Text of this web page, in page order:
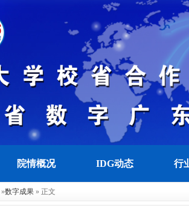
院情概况 IDG动态 行
»数字成果 » 正文